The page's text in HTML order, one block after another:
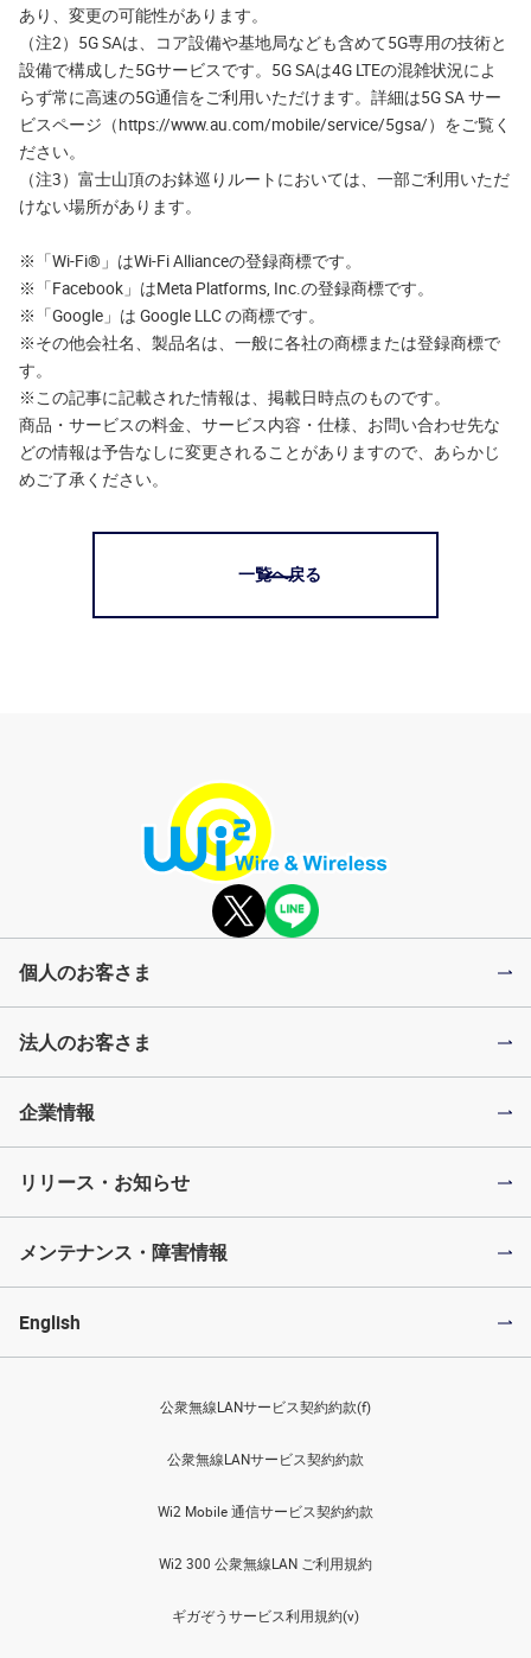
あり、変更の可能性があります。
（注2）5G SAは、コア設備や基地局なども含めて5G専用の技術と
設備で構成した5Gサービスです。5G SAは4G LTEの混雑状況によ
らず常に高速の5G通信をご利用いただけます。詳細は5G SA サー
ビスページ（https://www.au.com/mobile/service/5gsa/）をご覧く
ださい。
（注3）富士山頂のお鉢巡りルートにおいては、一部ご利用いただ
けない場所があります。
※「Wi-Fi®」はWi-Fi Allianceの登録商標です。
※「Facebook」はMeta Platforms, Inc.の登録商標です。
※「Google」は Google LLC の商標です。
※その他会社名、製品名は、一般に各社の商標または登録商標で
す。
※この記事に記載された情報は、掲載日時点のものです。
商品・サービスの料金、サービス内容・仕様、お問い合わせ先な
どの情報は予告なしに変更されることがありますので、あらかじ
めご了承ください。
一覧へ戻る
個人のお客さま
法人のお客さま
企業情報
リリース・お知らせ
メンテナンス・障害情報
English
公衆無線LANサービス契約約款(f)
公衆無線LANサービス契約約款
Wi2 Mobile 通信サービス契約約款
Wi2 300 公衆無線LAN ご利用規約
ギガぞうサービス利用規約(v)